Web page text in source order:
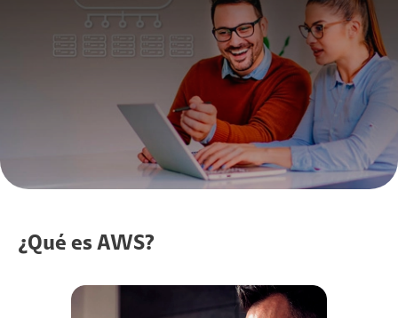
¿Qué es AWS?